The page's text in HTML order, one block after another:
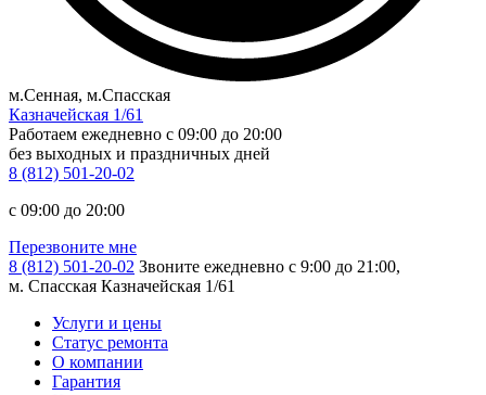
м.Сенная, м.Спасская
Казначейская 1/61
Работаем ежедневно c 09:00 до 20:00
без выходных и праздничных дней
8 (812) 501-20-02
c 09:00 до 20:00
Перезвоните мне
8 (812) 501-20-02 Звоните ежедневно с 9:00 до 21:00,
м. Спасская Казначейская 1/61
Услуги и цены
Статус ремонта
О компании
Гарантия